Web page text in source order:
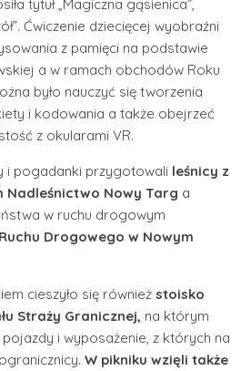
tytuł „Magiczna gąsienica”,
Ćwiczenie dziecięcej wyobraźni
z pamięci na podstawie
a w ramach obchodów Roku
było nauczyć się tworzenia
i kodowania a także obejrzeć
z okularami VR.
i pogadanki przygotowali leśnicy z
Nadleśnictwo Nowy Targ a
w ruchu drogowym
Drogowego w Nowym
cieszyło się również stoisko
Straży Granicznej, na którym
i wyposażenie, z których na
W pikniku wzięli także